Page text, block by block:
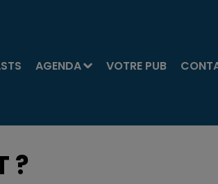
AGENDA VOTRE PUB
?